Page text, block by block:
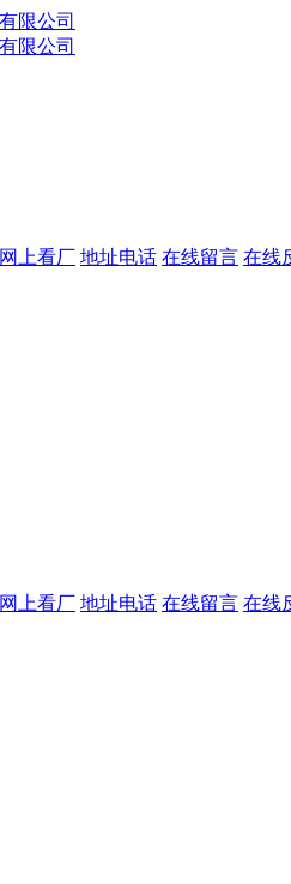
网上看厂 地址电话 在线留言 在线
网上看厂 地址电话 在线留言 在线